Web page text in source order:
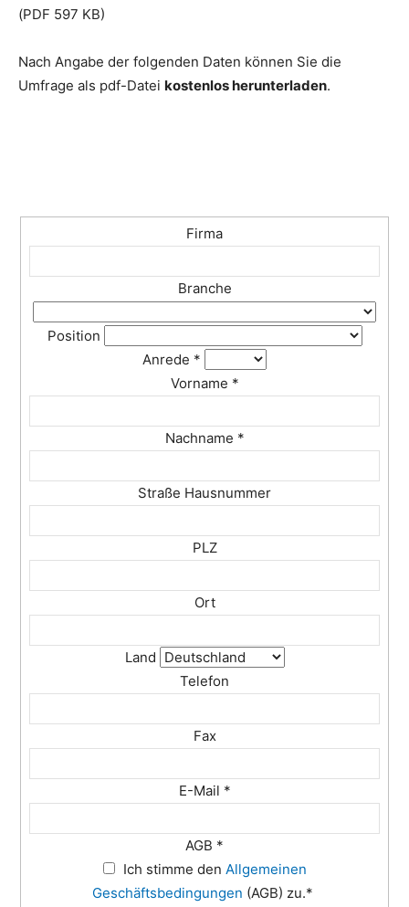
(PDF 597 KB)
Nach Angabe der folgenden Daten können Sie die
Umfrage als pdf-Datei kostenlos herunterladen.
Firma
Branche
Position
Anrede *
Vorname *
Nachname *
Straße Hausnummer
PLZ
Ort
Land
Telefon
Fax
E-Mail *
AGB *
Ich stimme den Allgemeinen
Geschäftsbedingungen (AGB) zu.*